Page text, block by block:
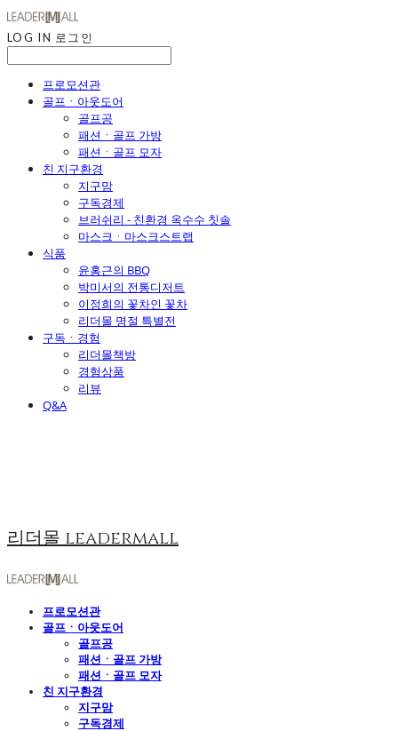
LOG IN 로그인
프로모션관
골프ㆍ아웃도어
골프공
패션ㆍ골프 가방
패션ㆍ골프 모자
친 지구환경
지구맘
구독경제
브러쉬리 - 친환경 옥수수 칫솔
마스크ㆍ마스크스트랩
식품
윤홍근의 BBQ
박미서의 전통디저트
이정희의 꽃차인 꽃차
리더몰 명절 특별전
구독ㆍ경험
리더몰책방
경험상품
리뷰
Q&A
리더몰 leadermall
프로모션관
골프ㆍ아웃도어
골프공
패션ㆍ골프 가방
패션ㆍ골프 모자
친 지구환경
지구맘
구독경제